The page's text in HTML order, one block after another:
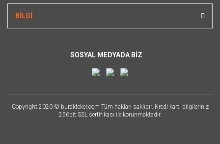
BİLGİ
SOSYAL MEDYADA BİZ
Copyright 2020 © burakteker.com Tüm hakları saklıdır. Kredi kartı bilgileriniz
256bit SSL sertifikası ile korunmaktadır.